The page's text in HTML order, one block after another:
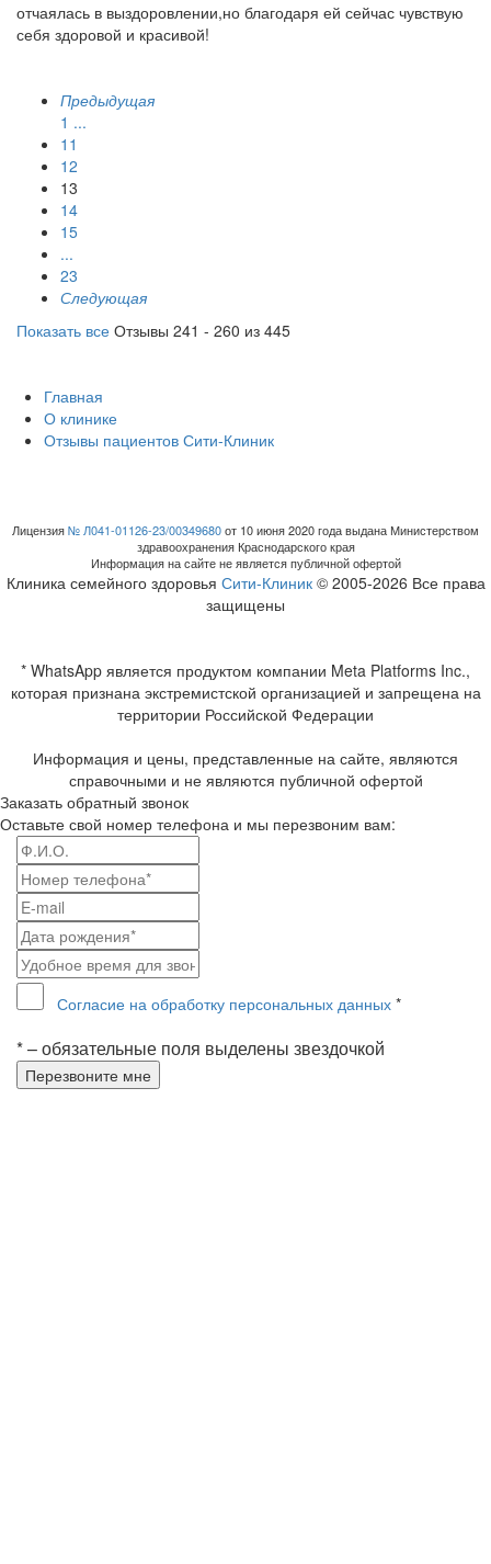
отчаялась в выздоровлении,но благодаря ей сейчас чувствую
себя здоровой и красивой!
Предыдущая
1 ...
11
12
13
14
15
...
23
Следующая
Показать все Отзывы 241 - 260 из 445
Главная
О клинике
Отзывы пациентов Сити-Клиник
Лицензия№ Л041-01126-23/00349680от 10 июня 2020 года выдана Министерством
здравоохранения Краснодарского края
Информация на сайте не является публичной офертой
Клиника семейного здоровья Сити-Клиник© 2005-2026 Все права
защищены
* WhatsApp является продуктом компании Meta Platforms Inc.,
которая признана экстремистской организацией и запрещена на
территории Российской Федерации
Информация и цены, представленные на сайте, являются
справочными и не являются публичной офертой
Заказать обратный звонок
Оставьте свой номер телефона и мы перезвоним вам:
Согласие на обработку персональных данных *
* – обязательные поля выделены звездочкой